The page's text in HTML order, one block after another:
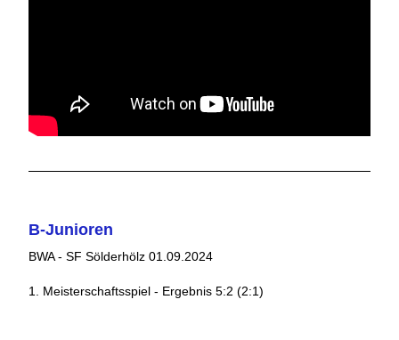
B-Junioren
BWA - SF Sölderhölz 01.09.2024
1. Meisterschaftsspiel - Ergebnis 5:2 (2:1)